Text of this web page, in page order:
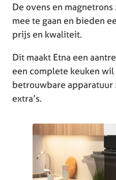
De ovens en
mee te gaan en bieden
prijs en kwaliteit.
Dit maakt Etna een
een complete keuken
betrouwbare apparatuur
extra’s.